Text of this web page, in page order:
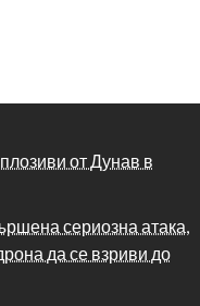
от Дунав в
сериозна атака,
да се взриви до